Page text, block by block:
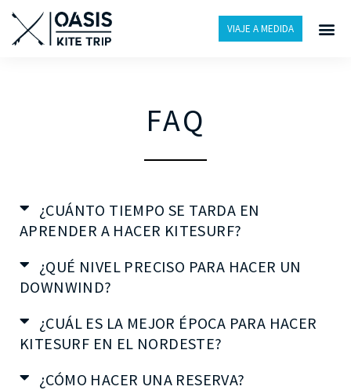
VIAJE A MEDIDA
FAQ
¿CUÁNTO TIEMPO SE TARDA EN
APRENDER A HACER KITESURF?
¿QUÉ NIVEL PRECISO PARA HACER UN
DOWNWIND?
¿CUÁL ES LA MEJOR ÉPOCA PARA HACER
KITESURF EN EL NORDESTE?
¿CÓMO HACER UNA RESERVA?